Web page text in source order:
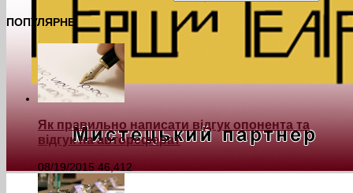
ПОПУЛЯРНЕ
Як правильно написати відгук опонента та
відгук на автореферат
08/19/2015 46,412